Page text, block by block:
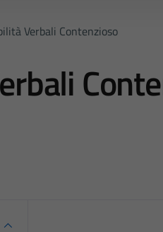
Verbali Contenzioso